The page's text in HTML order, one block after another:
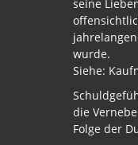
seine
wurde.
Siehe:
die
Folge der